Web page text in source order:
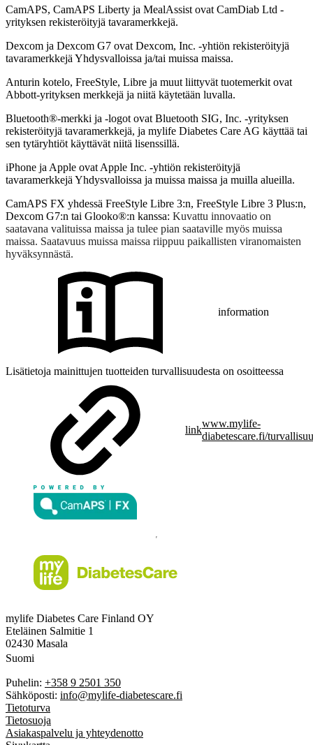
CamAPS, CamAPS Liberty ja MealAssist ovat CamDiab Ltd -
yrityksen rekisteröityjä tavaramerkkejä.
Dexcom ja Dexcom G7 ovat Dexcom, Inc. -yhtiön rekisteröityjä
tavaramerkkejä Yhdysvalloissa ja/tai muissa maissa.
Anturin kotelo, FreeStyle, Libre ja muut liittyvät tuotemerkit ovat
Abbott-yrityksen merkkejä ja niitä käytetään luvalla.
Bluetooth®-merkki ja -logot ovat Bluetooth SIG, Inc. -yrityksen
rekisteröityjä tavaramerkkejä, ja mylife Diabetes Care AG käyttää tai
sen tytäryhtiöt käyttävät niitä lisenssillä.
iPhone ja Apple ovat Apple Inc. -yhtiön rekisteröityjä
tavaramerkkejä Yhdysvalloissa ja muissa maissa ja muilla alueilla.
CamAPS FX yhdessä FreeStyle Libre 3:n, FreeStyle Libre 3 Plus:n,
Dexcom G7:n tai Glooko®:n kanssa: Kuvattu innovaatio on
saatavana valituissa maissa ja tulee pian saataville myös muissa
maissa. Saatavuus muissa maissa riippuu paikallisten viranomaisten
hyväksynnästä.
information
Lisätietoja mainittujen tuotteiden turvallisuudesta on osoitteessa
link
www.mylife-
diabetescare.fi/
mylife Diabetes Care Finland OY
Eteläinen Salmitie 1
02430 Masala
Suomi
Puhelin: +358 9 2501 350
Sähköposti: info@mylife-diabetescare.fi
Tietoturva
Tietosuoja
Asiakaspalvelu ja yhteydenotto